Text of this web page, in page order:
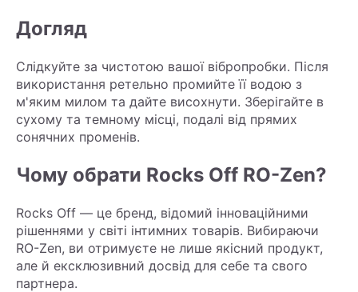
Догляд
Слідкуйте за чистотою вашої вібропробки. Після
використання ретельно промийте її водою з
м'яким милом та дайте висохнути. Зберігайте в
сухому та темному місці, подалі від прямих
сонячних променів.
Чому обрати Rocks Off RO-Zen?
Rocks Off — це бренд, відомий інноваційними
рішеннями у світі інтимних товарів. Вибираючи
RO-Zen, ви отримуєте не лише якісний продукт,
але й ексклюзивний досвід для себе та свого
партнера.